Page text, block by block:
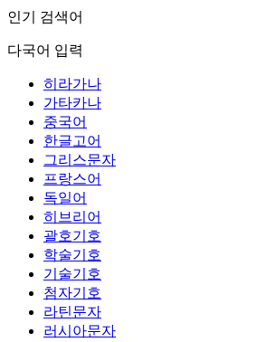
인기 검색어
다국어 입력
히라가나
가타카나
중국어
한글고어
그리스문자
프랑스어
독일어
히브리어
괄호기호
학술기호
기술기호
첨자기호
라틴문자
러시아문자